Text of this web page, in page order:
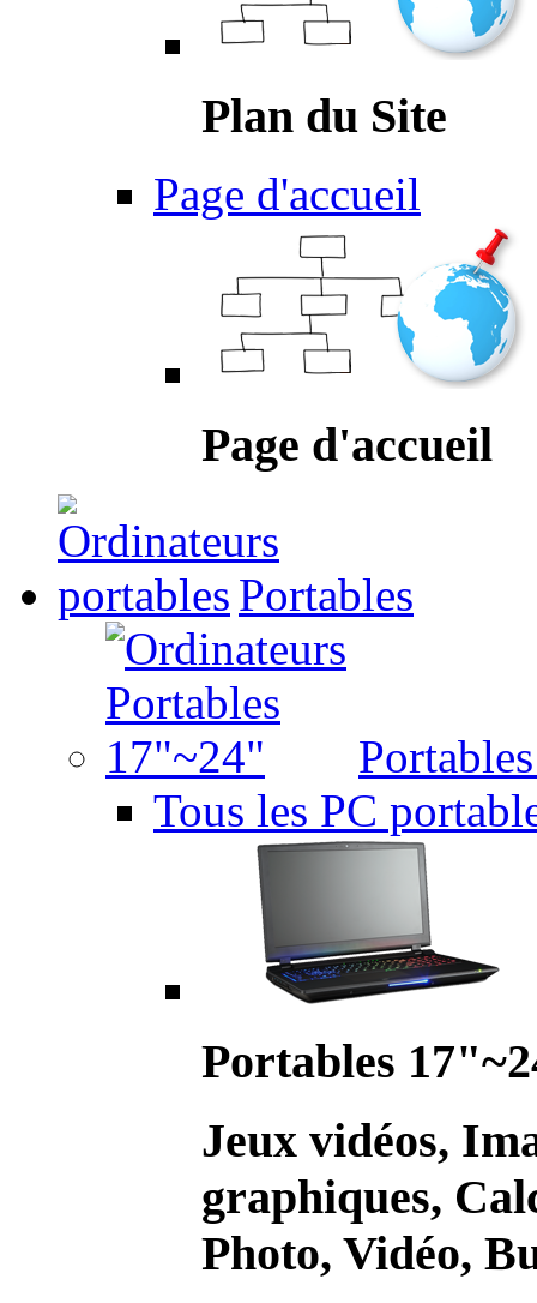
Plan du Site
Page d'accueil
Page d'accueil
Portables
Tous les PC
Portables
Jeux vidéos,
graphiques,
Photo, Vidéo,